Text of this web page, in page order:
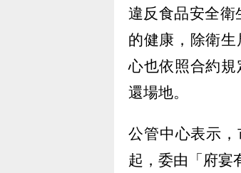
違反食品安全衛
的健康，除衛
心也依照合約
還場地。
公管中心表示
起，委由「府宴